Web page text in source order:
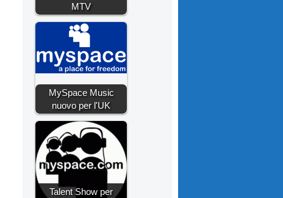
MTV
MySpace Music
nuovo per l'UK
Talent Show per